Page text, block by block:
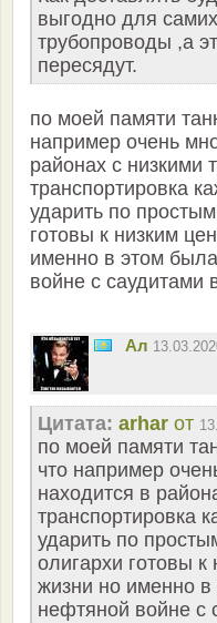
выгодно для
трубопроводы ,а
пересядут.
по моей памяти
например очень
районах с низкими
транспортировка
ударить по
готовы к низким
именно в этом
войне с саудитами
Ал
Цитата: arhar от
по моей памяти
что например
находится в
транспортировка
ударить по
олигархи готовы
жизни но именно
нефтяной войне с